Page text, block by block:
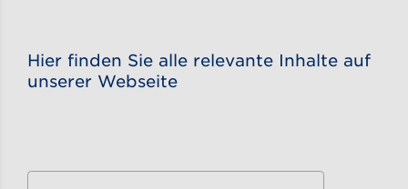
Hier finden Sie alle relevante Inhalte auf
unserer Webseite